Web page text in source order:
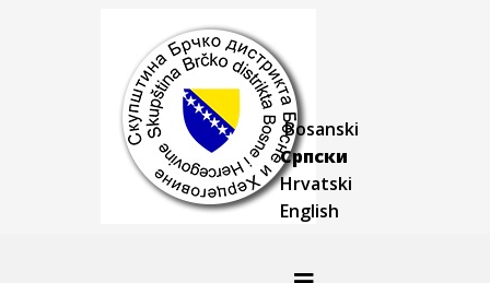
Bosanski
Српски
Hrvatski
English